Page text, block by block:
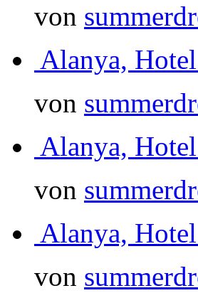
von
Alanya,
von
Alanya,
von
Alanya,
von